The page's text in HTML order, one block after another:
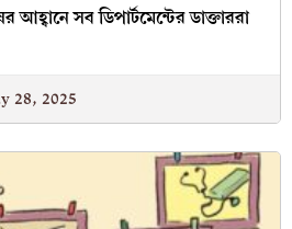
সব ডিপার্টমেন্টের ডাক্তাররা
28, 2025